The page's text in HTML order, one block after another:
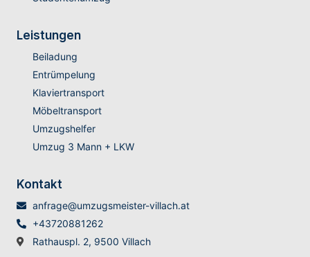
Leistungen
Beiladung
Entrümpelung
Klaviertransport
Möbeltransport
Umzugshelfer
Umzug 3 Mann + LKW
Kontakt
anfrage@umzugsmeister-villach.at
+43720881262
Rathauspl. 2, 9500 Villach